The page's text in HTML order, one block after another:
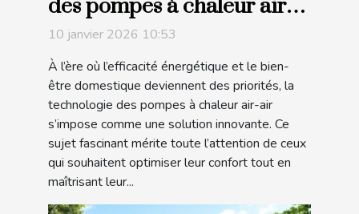
des pompes à chaleur air-
air révolutionne le confort
domestique ?
10 janvier 2026 10:53
À l’ère où l’efficacité énergétique et le bien-
être domestique deviennent des priorités, la
technologie des pompes à chaleur air-air
s’impose comme une solution innovante. Ce
sujet fascinant mérite toute l’attention de ceux
qui souhaitent optimiser leur confort tout en
maîtrisant leur...